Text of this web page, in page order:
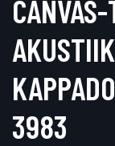
3983